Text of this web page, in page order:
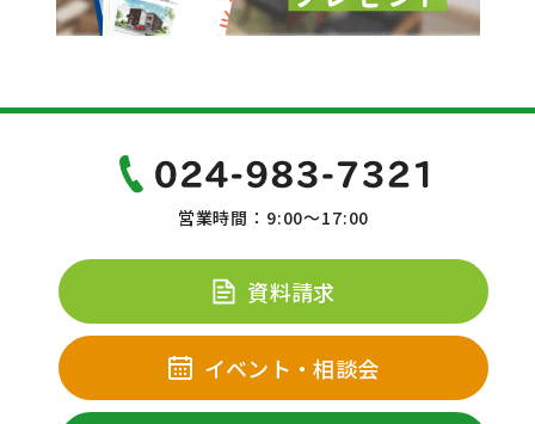
営業時間：9:00～17:00
資料請求
イベント・相談会